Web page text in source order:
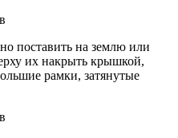
поставить на землю или
их накрыть крышкой,
рамки, затянутые